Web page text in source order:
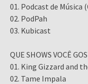
01. Podcast de
02. PodPah
03. Kubicast
QUE SHOWS VOCÊ
01. King Gizzard and
02. Tame Impala